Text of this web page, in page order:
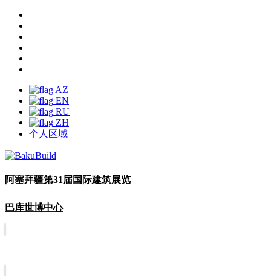
AZ
EN
RU
ZH
个人区域
阿塞拜疆第31届国际建筑展览
巴库世博中心